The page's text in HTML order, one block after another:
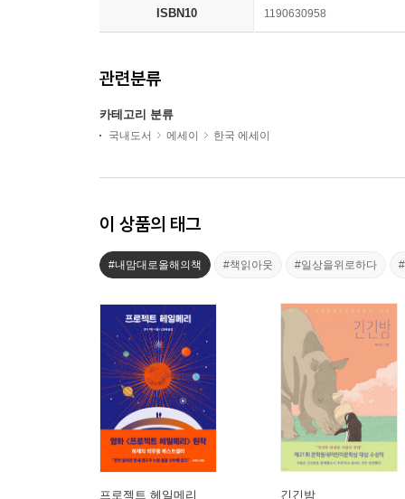
ISBN10 1190630958
관련분류
카테고리 분류
국내도서 에세이 한국 에세이
이 상품의 태그
#내맘대로올해의책 #책읽아웃 #일상을위로하다
프로젝트 헤일메리 긴긴밤